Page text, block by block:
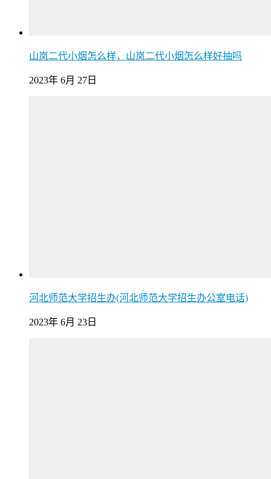
山岚二代小烟怎么样，山岚二代小烟怎么样好抽吗
2023年 6月 27日
河北师范大学招生办(河北师范大学招生办公室电话)
2023年 6月 23日